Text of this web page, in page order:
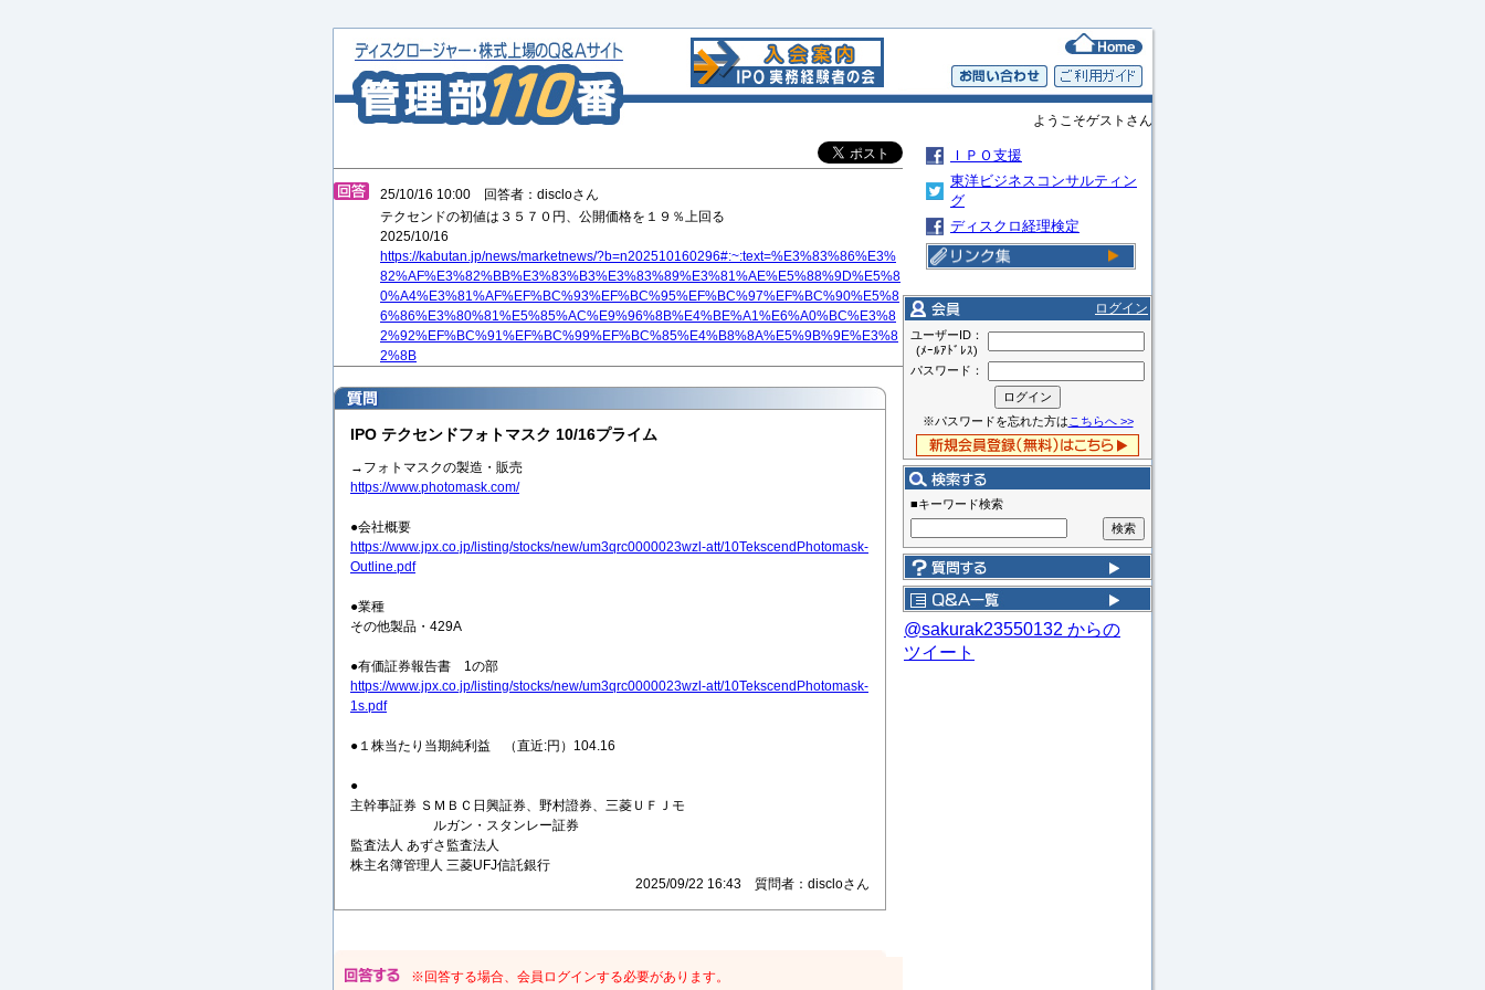
ようこそゲストさん
25/10/16 10:00 回答者：discloさん
テクセンドの初値は３５７０円、公開価格を１９％上回る
2025/10/16
https://kabutan.jp/news/marketnews/?b=n202510160296#:~:text=%E3%83%86%E3%
82%AF%E3%82%BB%E3%83%B3%E3%83%89%E3%81%AE%E5%88%9D%E5%8
0%A4%E3%81%AF%EF%BC%93%EF%BC%95%EF%BC%97%EF%BC%90%E5%8
6%86%E3%80%81%E5%85%AC%E9%96%8B%E4%BE%A1%E6%A0%BC%E3%8
2%92%EF%BC%91%EF%BC%99%EF%BC%85%E4%B8%8A%E5%9B%9E%E3%8
2%8B
IPO テクセンドフォトマスク 10/16プライム
→フォトマスクの製造・販売
https://www.photomask.com/
●会社概要
https://www.jpx.co.jp/listing/stocks/new/um3qrc0000023wzl-att/10TekscendPhotomask-
Outline.pdf
●業種
その他製品・429A
●有価証券報告書 1の部
https://www.jpx.co.jp/listing/stocks/new/um3qrc0000023wzl-att/10TekscendPhotomask-
1s.pdf
●１株当たり当期純利益 （直近:円）104.16
●
主幹事証券 ＳＭＢＣ日興証券、野村證券、三菱ＵＦＪモ
ルガン・スタンレー証券
監査法人 あずさ監査法人
株主名簿管理人 三菱UFJ信託銀行
2025/09/22 16:43 質問者：discloさん
※回答する場合、会員ログインする必要があります。
ＩＰＯ支援
東洋ビジネスコンサルティン
グ
ディスクロ経理検定
ログイン
ユーザーID：
(ﾒｰﾙｱﾄﾞﾚｽ)
パスワード：
※パスワードを忘れた方は こちらへ >>
■キーワード検索
@sakurak23550132 からの
ツイート